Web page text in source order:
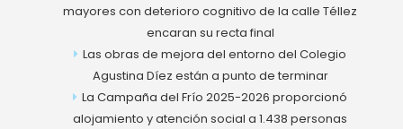
mayores con deterioro cognitivo de la calle Téllez
encaran su recta final
Las obras de mejora del entorno del Colegio
Agustina Díez están a punto de terminar
La Campaña del Frío 2025-2026 proporcionó
alojamiento y atención social a 1.438 personas